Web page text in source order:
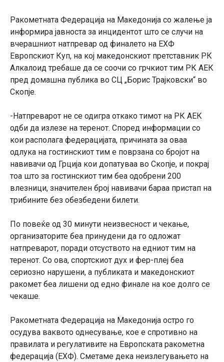
Ракометната Федерација на Македонија со жалење ја
информира јавноста за инцидентот што се случи на
вчерашниот натпревар од финалето на ЕХФ
Европскиот Куп, на кој македонскиот претставник РК
Алкалоид требаше да се соочи со грчкиот тим РК АЕК
пред домашна публика во СЦ „Борис Трајковски“ во
Скопје.
-Натпреварот не се одигра откако тимот на РК АЕК
одби да излезе на теренот. Според информации со
кои располага федерацијата, причината за оваа
одлука на гостинскиот тим е поврзана со бројот на
навивачи од Грција кои допатуваа во Скопје, и покрај
тоа што за гостинскиот тим беа одобрени 200
влезници, значителен број навивачи бараа пристап на
трибините без обезбедени билети.
По повеќе од 30 минути неизвесност и чекање,
организаторите беа принудени да го одложат
натпреварот, поради отсуството на едниот тим на
теренот. Со ова, спортскиот дух и фер-плеј беа
сериозно нарушени, а публиката и македонскиот
ракомет беа лишени од едно финале на кое долго се
чекаше.
Ракометната Федерација на Македонија остро го
осудува ваквото однесување, кое е спротивно на
правилата и регулативите на Европската ракометна
федерација (ЕХФ). Сметаме дека неизлегувањето на